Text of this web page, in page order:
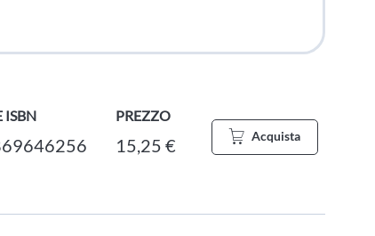
ISBN PREZZO
15,25 € Acquista